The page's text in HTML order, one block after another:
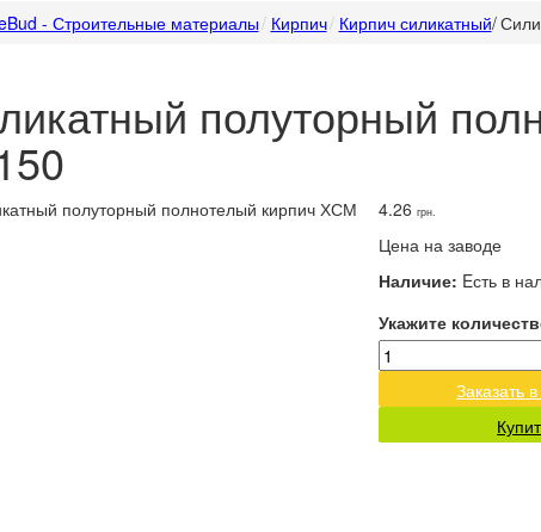
- Строительные материалы Кирпич Кирпич силикатный/
полуторный
4.26грн.
Цена на заводе
Наличие: Eсть в
Укажите
Заказать